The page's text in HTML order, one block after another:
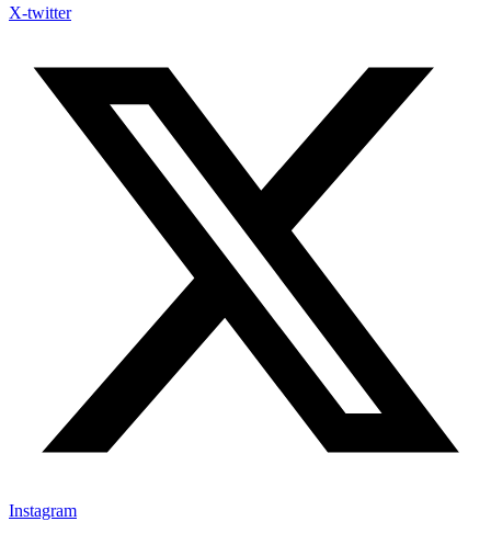
X-twitter
Instagram